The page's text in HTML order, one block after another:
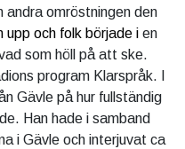
andra omröstningen den
upp och folk började i en
som höll på att ske.
program Klarspråk. I
Gävle på hur fullständig
Han hade i samband
i Gävle och interjuvat ca